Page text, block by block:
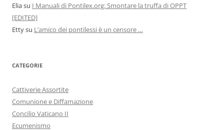
Eliasu I Manuali di Pontilex.org: Smontare la truffa di OPPT
[EDITED]
Ettysu L’amico dei pontilessi è un censore …
CATEGORIE
Cattiverie Assortite
Comunione e Diffamazione
Concilio Vaticano II
Ecumenismo